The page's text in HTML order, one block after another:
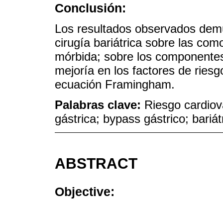
Conclusión:
Los resultados observados
cirugía bariátrica sobre las
mórbida; sobre los
mejoría en los factores de
ecuación Framingham.
Palabras clave: Riesgo
gástrica; bypass gástrico;
ABSTRACT
Objective: